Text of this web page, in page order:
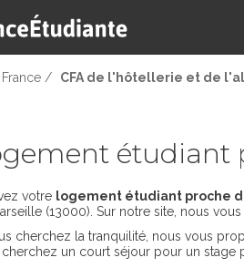
/ CFA de l'hôtellerie et de
étudiant
votre logement étudiant proche
(13000). Sur notre site, nous
cherchez la tranquilité, nous vous
un court séjour pour un